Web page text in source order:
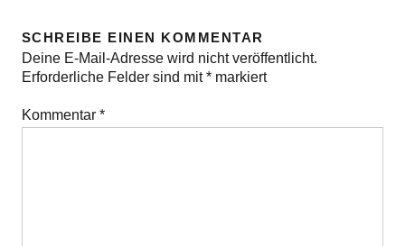
SCHREIBE EINEN KOMMENTAR
Deine E-Mail-Adresse wird nicht veröffentlicht.
Erforderliche Felder sind mit*markiert
Kommentar *